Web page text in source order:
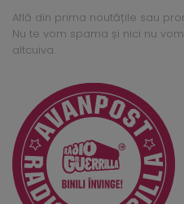
Află din prima noutățile sau
Nu te vom spama și nici nu
altcuiva.